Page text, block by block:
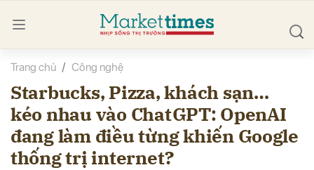
Trang chủ Công nghệ
Starbucks, Pizza, khách sạn…
kéo nhau vào ChatGPT: OpenAI
đang làm điều từng khiến Google
thống trị internet?
luận